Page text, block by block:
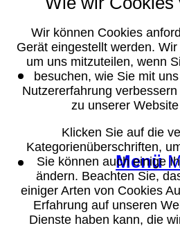
Menü
Wir können Cookies
Gerät eingestellt werden.
um uns mitzuteilen, wenn
besuchen, wie Sie mit
Nutzererfahrung
zu unserer
Klicken Sie auf die
Kategorienüberschriften,
Sie können auch einige
ändern. Beachten Sie,
einiger Arten von Cookies
Erfahrung auf unseren
Dienste haben kann, die